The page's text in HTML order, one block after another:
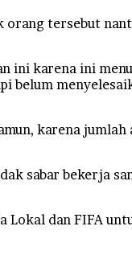
tersebut
ini karena ini
belum
karena jumlah
sabar bekerja
Lokal dan FIFA